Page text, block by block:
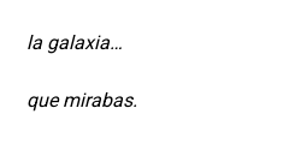
la galaxia…
que mirabas.